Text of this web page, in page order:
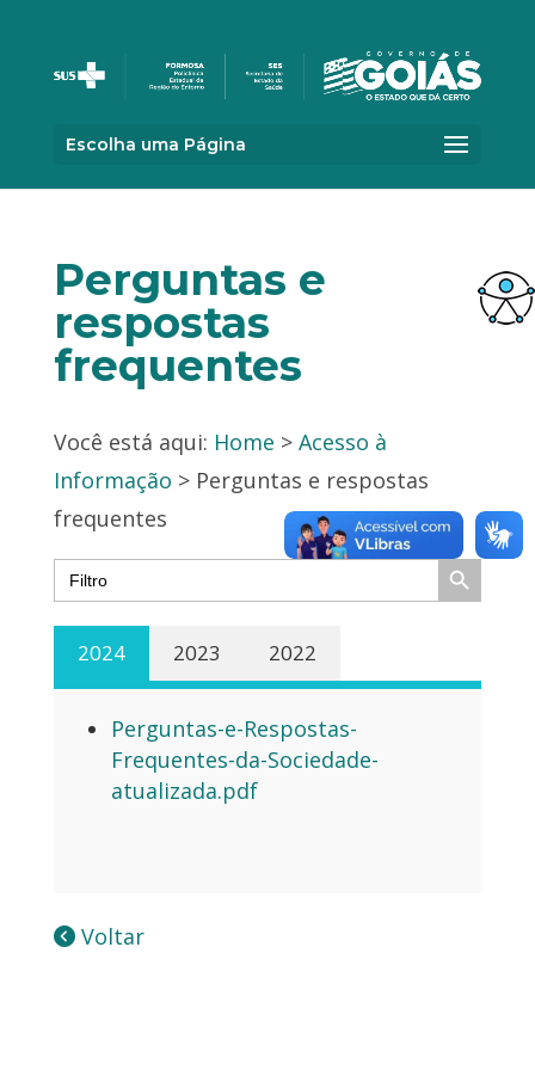
Escolha uma Página
Perguntas e
respostas
frequentes
Você está aqui: Home > Acesso à
Informação > Perguntas e respostas
frequentes
Search
for:
Search Button
2024 2023 2022
Perguntas-e-Respostas-
Frequentes-da-Sociedade-
atualizada.pdf
Voltar